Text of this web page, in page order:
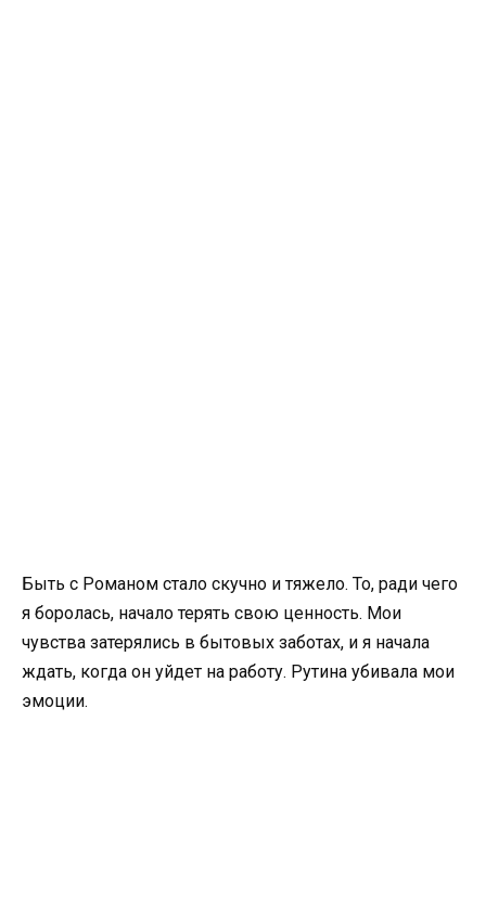
Быть с Романом стало скучно и тяжело. То, ради чего
я боролась, начало терять свою ценность. Мои
чувства затерялись в бытовых заботах, и я начала
ждать, когда он уйдет на работу. Рутина убивала мои
эмоции.